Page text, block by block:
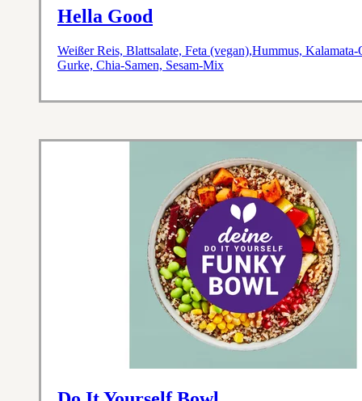
Hella Good
Weißer Reis, Blattsalate, Feta (vegan),Hummus,
Gurke, Chia-Samen, Sesam-Mix